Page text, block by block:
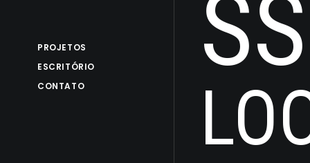
PROJETOS
ESCRITÓRIO
CONTATO
SS